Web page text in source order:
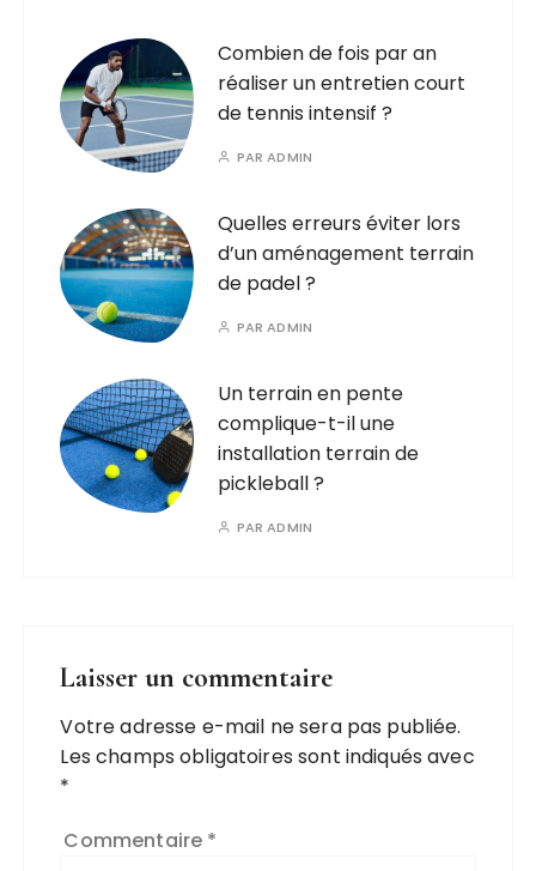
Combien de fois par an
réaliser un entretien court
de tennis intensif ?
PARADMIN
Quelles erreurs éviter lors
d’un aménagement terrain
de padel ?
PARADMIN
Un terrain en pente
complique-t-il une
installation terrain de
pickleball ?
PARADMIN
Laisser un commentaire
Votre adresse e-mail ne sera pas publiée.
Les champs obligatoires sont indiqués avec
*
Commentaire *